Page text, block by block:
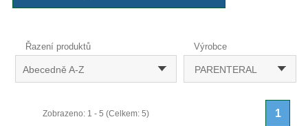
Řazení produktů
Abecedně A-Z
Výrobce
PARENTERAL
Zobrazeno: 1 - 5 (Celkem: 5) 1